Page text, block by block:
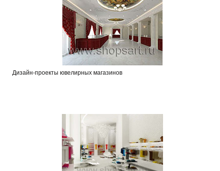
Дизайн-проекты ювелирных магазинов